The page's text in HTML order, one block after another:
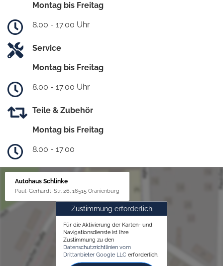
Montag bis Freitag
8.00 - 17.00 Uhr
Service
Montag bis Freitag
8.00 - 17.00 Uhr
Teile & Zubehör
Montag bis Freitag
8.00 - 17.00
Autohaus Schlinke
Paul-Gerhardt-Str. 26, 16515 Oranienburg
Zustimmung erforderlich
Für die Aktivierung der Karten- und
Navigationsdienste ist Ihre
Zustimmung zu den
Datenschutzrichtlinien vom
Drittanbieter Google LLC erforderlich.